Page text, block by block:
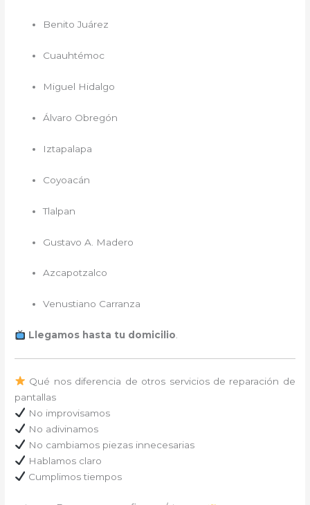
Benito Juárez
Cuauhtémoc
Miguel Hidalgo
Álvaro Obregón
Iztapalapa
Coyoacán
Tlalpan
Gustavo A. Madero
Azcapotzalco
Venustiano Carranza
Llegamos hasta tu domicilio
Qué nos diferencia de otros servicios de reparación de
pantallas
No improvisamos
No adivinamos
No cambiamos piezas innecesarias
Hablamos claro
Cumplimos tiempos